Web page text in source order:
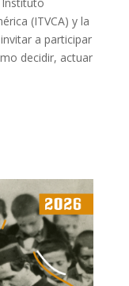
(ITVCA) y la
a participar
decidir, actuar